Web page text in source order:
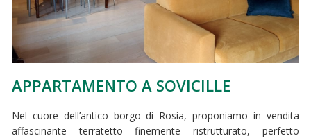
APPARTAMENTO A SOVICILLE
Nel cuore dell’antico borgo di Rosia, proponiamo in vendita
affascinante terratetto finemente ristrutturato, perfetto